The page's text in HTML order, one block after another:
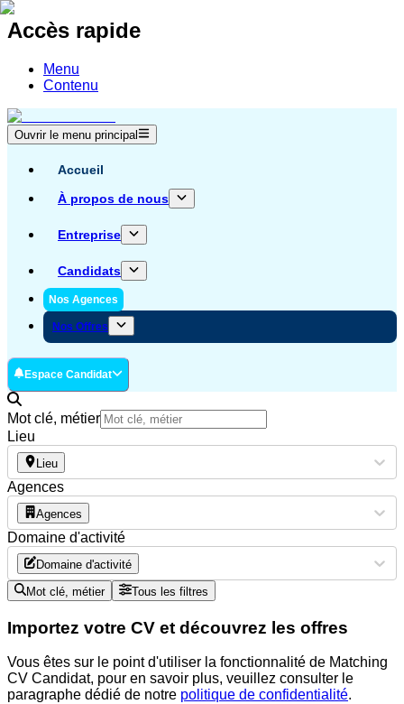
Accès rapide
Menu
Contenu
Ouvrir le menu principal
Accueil
À propos de nous
Entreprise
Candidats
Nos Agences
Nos Offres
Espace Candidat
Mot clé, métier
Lieu
Lieu
Agences
Agences
Domaine d'activité
Domaine d'activité
Mot clé, métier Tous les filtres
Importez votre CV et découvrez les offres
Vous êtes sur le point d'utiliser la fonctionnalité de Matching
CV Candidat, pour en savoir plus, veuillez consulter le
paragraphe dédié de notre politique de confidentialité.